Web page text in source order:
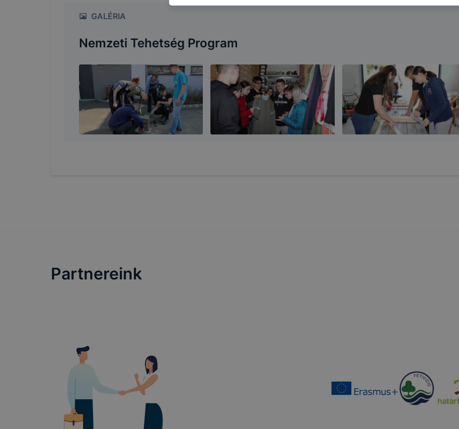
GALÉRIA
Nemzeti Tehetség Program
Partnereink
így megtudhatjuk, hogyan biztosítsunk Önnek még jobb felhasználói
beállításának a változtatását. A legtöbb böngésző alapértelmezettként
Felhívjuk figyelmét, hogy mivel a cookie-k célja honlapunk
folyamatainak megkönnyítése vagy lehetővé tétele, a cookie-k
megakadályozása vagy törlése által előfordulhat, hogy felhasználóink
lesznek képesek honlapunk funkcióinak teljes körű használatára, vagy a
tervezettől eltérően fog működni böngészőjében.